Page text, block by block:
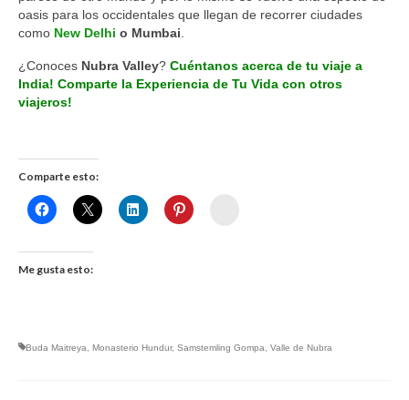
oasis para los occidentales que llegan de recorrer ciudades
como New Delhi o Mumbai
¿Conoces Nubra Valley? Cuéntanos acerca de tu viaje a
India! Comparte la Experiencia de Tu Vida con otros
viajeros!
Comparte esto:
Me gusta esto:
Buda Maitreya Monasterio Hundur, Samstemling Gompa Valle de Nubra